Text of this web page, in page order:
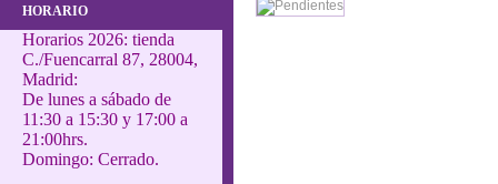
HORARIO
Horarios 2026: tienda
C./Fuencarral 87, 28004,
Madrid:
De lunes a sábado de
11:30 a 15:30 y 17:00 a
21:00hrs.
Domingo: Cerrado.